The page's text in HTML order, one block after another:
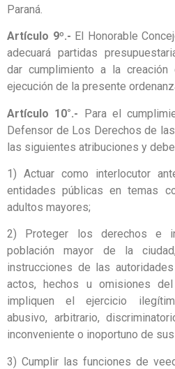
Paraná.
Artículo 9º.- El Honorable
adecuará partidas
dar cumplimiento a la
ejecución de la presente
Artículo 10°.- Para el
Defensor de Los Derechos de
las siguientes atribuciones y
1) Actuar como interlocutor
entidades públicas en temas
adultos mayores;
2) Proteger los derechos e
población mayor de la
instrucciones de las
actos, hechos u omisiones del
impliquen el ejercicio
abusivo, arbitrario,
inconveniente o inoportuno de
3) Cumplir las funciones de